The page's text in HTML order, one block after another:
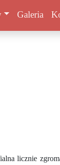
Galeria
licznie